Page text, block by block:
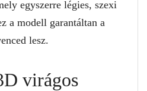
egyszerre légies, szexi
a modell garantáltan a
lesz.
virágos